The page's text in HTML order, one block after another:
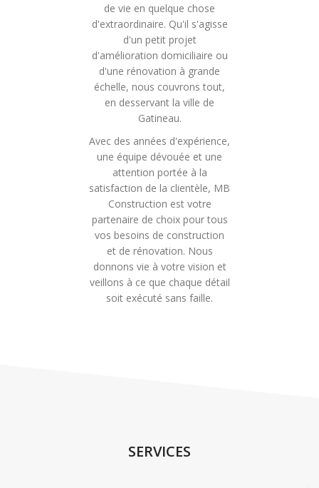
de vie en quelque chose
d'extraordinaire. Qu'il s'agisse
d'un petit projet
d'amélioration domiciliaire ou
d'une rénovation à grande
échelle, nous couvrons tout,
en desservant la ville de
Gatineau.
Avec des années d'expérience,
une équipe dévouée et une
attention portée à la
satisfaction de la clientèle, MB
Construction est votre
partenaire de choix pour tous
vos besoins de construction
et de rénovation. Nous
donnons vie à votre vision et
veillons à ce que chaque détail
soit exécuté sans faille.
SERVICES